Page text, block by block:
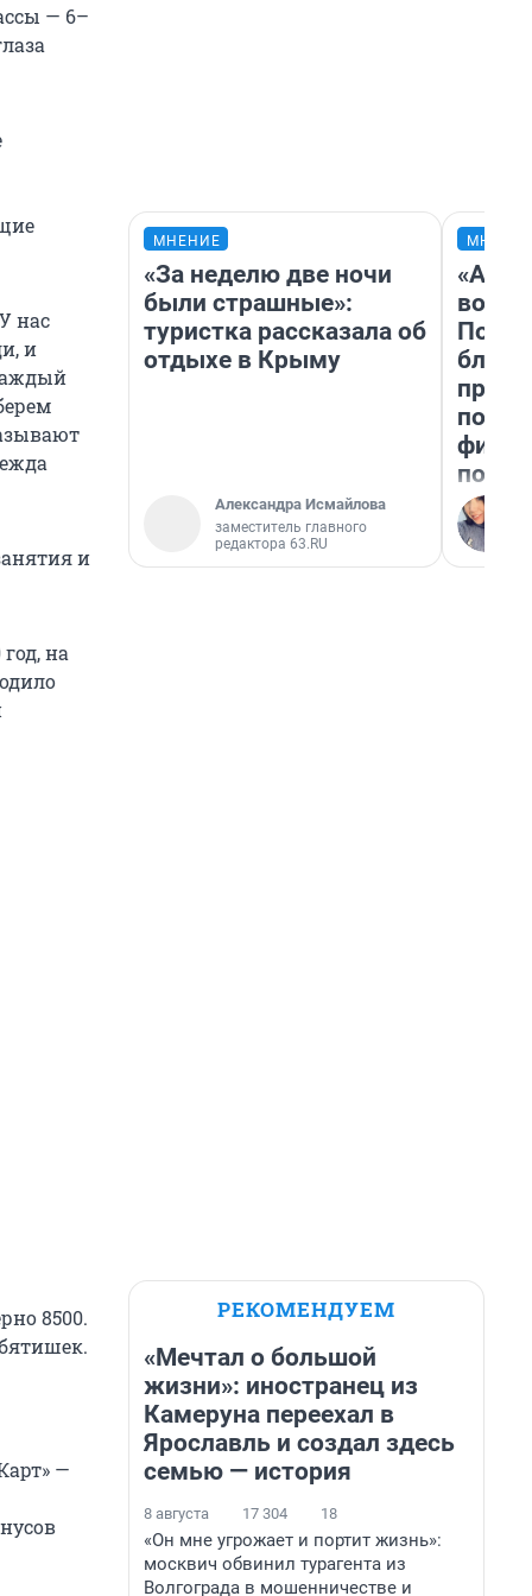
— 6–
нас
и
и
на
8500.
—
МНЕНИЕ
«За неделю две ночи
были страшные»:
туристка рассказала об
отдыхе в Крыму
Александра Исмайлова
заместитель главного
редактора 63.RU
вот
РЕКОМЕНДУЕМ
«Мечтал о большой
жизни»: иностранец из
Камеруна переехал в
Ярославль и создал здесь
семью — история
8 августа 17 304 18
«Он мне угрожает и портит жизнь»:
москвич обвинил турагента из
Волгограда в мошенничестве и